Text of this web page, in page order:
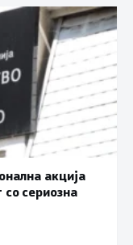
акција
сериозна